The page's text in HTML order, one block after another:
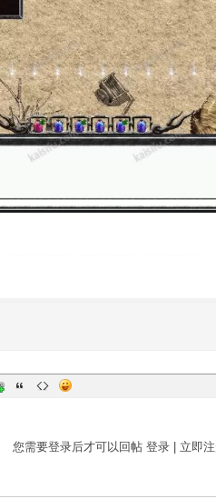
您需要登录后才可以回帖 登录| 立即